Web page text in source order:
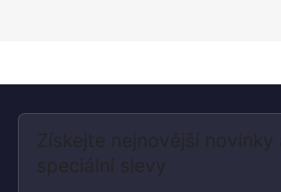
Získejte nejnovější novinky
speciální slevy